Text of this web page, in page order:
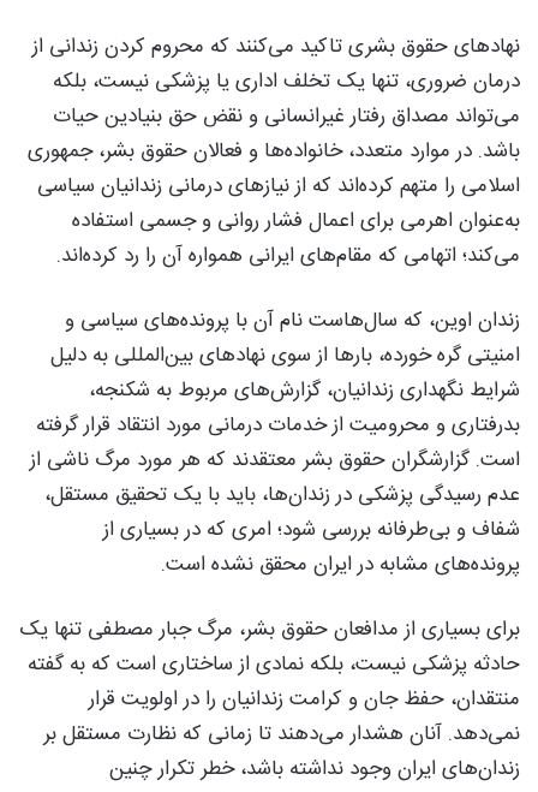
نهادهای حقوق بشری تاکید می‌کنند که محروم کردن زندانی از
درمان ضروری، تنها یک تخلف اداری یا پزشکی نیست، بلکه
می‌تواند مصداق رفتار غیرانسانی و نقض حق بنیادین حیات
باشد. در موارد متعدد، خانواده‌ها و فعالان حقوق بشر، جمهوری
اسلامی را متهم کرده‌اند که از نیازهای درمانی زندانیان سیاسی
به‌عنوان اهرمی برای اعمال فشار روانی و جسمی استفاده
می‌کند؛ اتهامی که مقام‌های ایرانی همواره آن را رد کرده‌اند.
زندان اوین، که سال‌هاست نام آن با پرونده‌های سیاسی و
امنیتی گره خورده، بارها از سوی نهادهای بین‌المللی به دلیل
شرایط نگهداری زندانیان، گزارش‌های مربوط به شکنجه،
بدرفتاری و محرومیت از خدمات درمانی مورد انتقاد قرار گرفته
است. گزارشگران حقوق بشر معتقدند که هر مورد مرگ ناشی از
عدم رسیدگی پزشکی در زندان‌ها، باید با یک تحقیق مستقل،
شفاف و بی‌طرفانه بررسی شود؛ امری که در بسیاری از
پرونده‌های مشابه در ایران محقق نشده است.
برای بسیاری از مدافعان حقوق بشر، مرگ جبار مصطفی تنها یک
حادثه پزشکی نیست، بلکه نمادی از ساختاری است که به گفته
منتقدان، حفظ جان و کرامت زندانیان را در اولویت قرار
نمی‌دهد. آنان هشدار می‌دهند تا زمانی که نظارت مستقل بر
زندان‌های ایران وجود نداشته باشد، خطر تکرار چنین